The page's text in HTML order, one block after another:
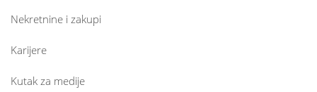
Nekretnine i zakupi
Karijere
Kutak za medije